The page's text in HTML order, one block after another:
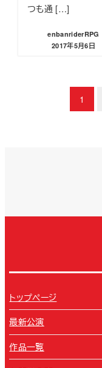
つも通 […]
enbanriderRPG
投稿日
2017年5月6日
ジ
り
1
トップページ
最新公演
作品一覧